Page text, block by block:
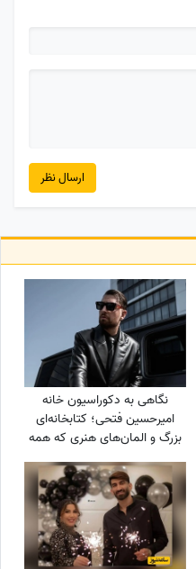
ارسال نظر
نگاهی به دکوراسیون خانه
امیرحسین فتحی؛ کتابخانه‌ای
بزرگ و المان‌های هنری که همه
را غافلگیر کرد/ بیخود نیست
بهش میگن آقازاده سینمای ایران